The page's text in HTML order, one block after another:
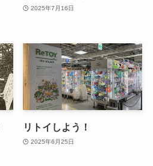
2025年7月16日
リトイしよう！
2025年6月25日